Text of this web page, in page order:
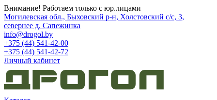
Внимание! Работаем только с юр.лицами
Могилевская обл., Быховский р-н, Холстовский с/с, 3,
севернее д. Сапежинка
info@drogol.by
+375 (44) 541-42-00
+375 (44) 541-42-72
Личный кабинет